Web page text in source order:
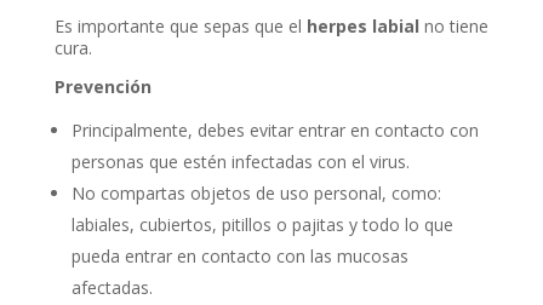
Es importante que sepas que el herpes labial no tiene
cura.
Prevención
Principalmente, debes evitar entrar en contacto con
personas que estén infectadas con el virus.
No compartas objetos de uso personal, como:
labiales, cubiertos, pitillos o pajitas y todo lo que
pueda entrar en contacto con las mucosas
afectadas.